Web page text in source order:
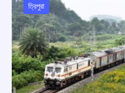
ত্রিপুরা